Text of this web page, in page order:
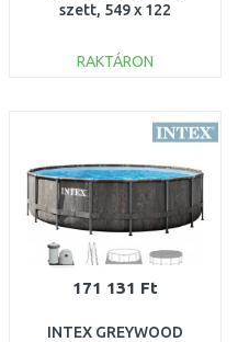
szett, 549 x 122
RAKTÁRON
Összehasonlítás
171 131 Ft
INTEX GREYWOOD